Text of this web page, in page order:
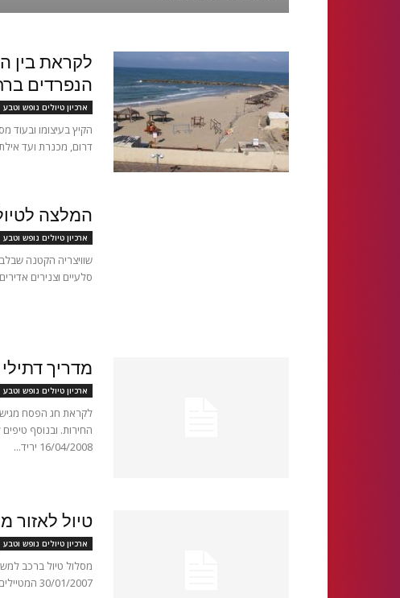
לקראת בין
הנפרדים
ארכיון טיולים נופש וטבע
הקיץ בעיצומו ובעוד
דרום, מכנרת ועד
המלצה
ארכיון טיולים נופש וטבע
שוויצריה הקטנה
סלעיים וצנירים אדירים. בדצמבר 2010 התחוללה שריפת
מדריך
ארכיון טיולים נופש וטבע
לקראת חג הפסח
החירות. ובנוסף
16/04/2008 יריד...
טיול לאזור
ארכיון טיולים נופש וטבע
מסלול טיול ברכב
30/01/2007 המטיילים המעוניינים ייסעו דרומה למצפה רמון בכביש מס 40 אתרים...